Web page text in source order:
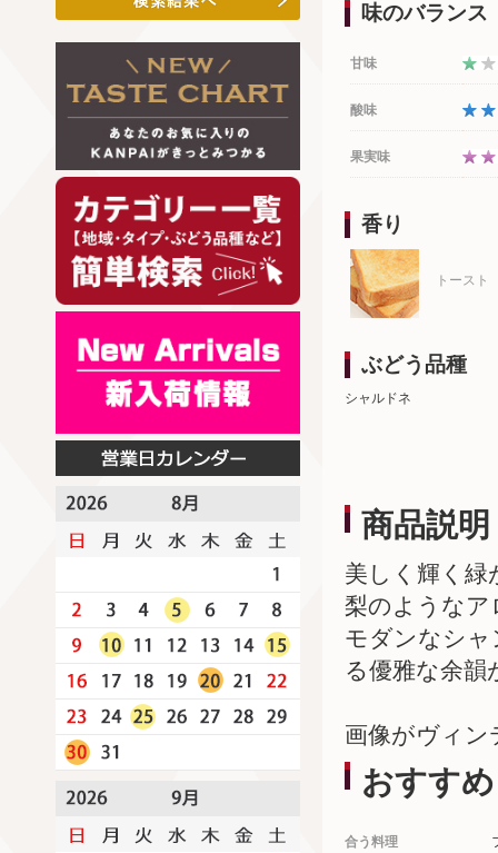
味のバランス
甘味
酸味
果実味
香り
トースト
ぶどう品種
シャルドネ
商品説明
美しく輝く緑
梨のようなア
モダンなシ
る優雅な余韻
画像がヴィン
おすすめ
合う料理